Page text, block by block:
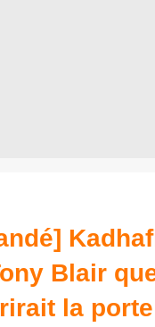
Blair
la